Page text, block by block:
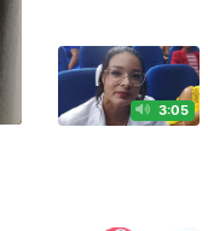
3:05